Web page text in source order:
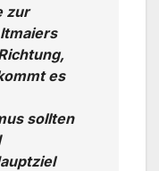
zur
es
sollten